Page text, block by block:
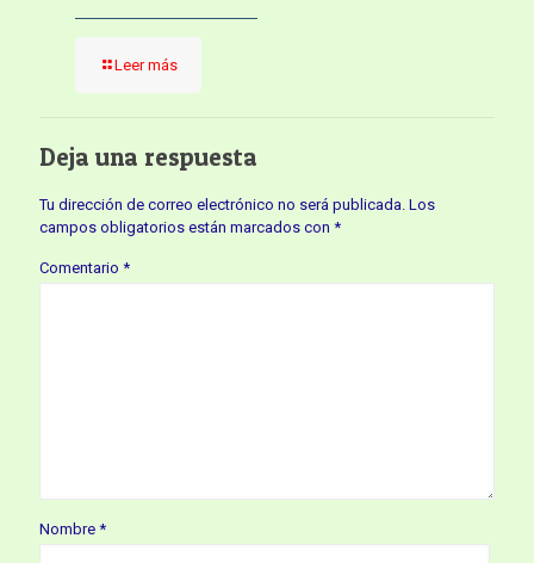
Leer más
Deja una respuesta
Tu dirección de correo electrónico no será publicada. Los
campos obligatorios están marcados con *
Comentario *
Nombre *